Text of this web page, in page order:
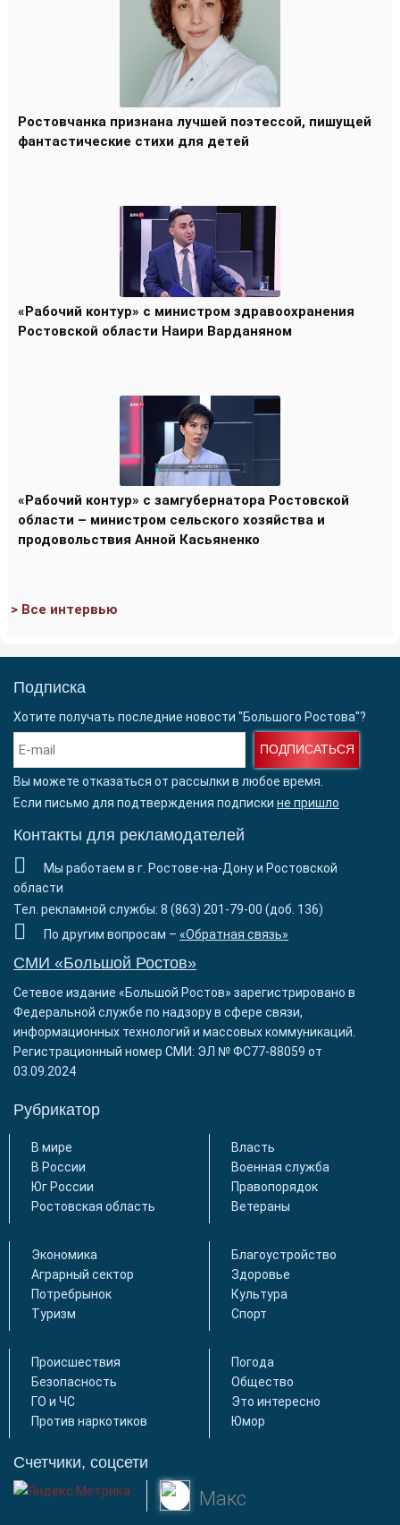
Ростовчанка признана лучшей поэтессой, пишущей
фантастические стихи для детей
«Рабочий контур» с министром здравоохранения
Ростовской области Наири Варданяном
«Рабочий контур» с замгубернатора Ростовской
области – министром сельского хозяйства и
продовольствия Анной Касьяненко
> Все интервью
Подписка
Хотите получать последние новости "Большого Ростова"?
ПОДПИСАТЬСЯ
Вы можете отказаться от рассылки в любое время.
Если письмо для подтверждения подписки не пришло
Контакты для рекламодателей
Мы работаем в г. Ростове-на-Дону и Ростовской
области
Тел. рекламной службы: 8 (863) 201-79-00 (доб. 136)
По другим вопросам – «Обратная связь»
СМИ «Большой Ростов»
Сетевое издание «Большой Ростов» зарегистрировано в
Федеральной службе по надзору в сфере связи,
информационных технологий и массовых коммуникаций.
Регистрационный номер СМИ: ЭЛ № ФС77-88059 от
03.09.2024
Рубрикатор
В мире
В России
Юг России
Ростовская область
Власть
Военная служба
Правопорядок
Ветераны
Экономика
Аграрный сектор
Потребрынок
Туризм
Благоустройство
Здоровье
Культура
Спорт
Происшествия
Безопасность
ГО и ЧС
Против наркотиков
Погода
Общество
Это интересно
Юмор
Счетчики, соцсети
Макс